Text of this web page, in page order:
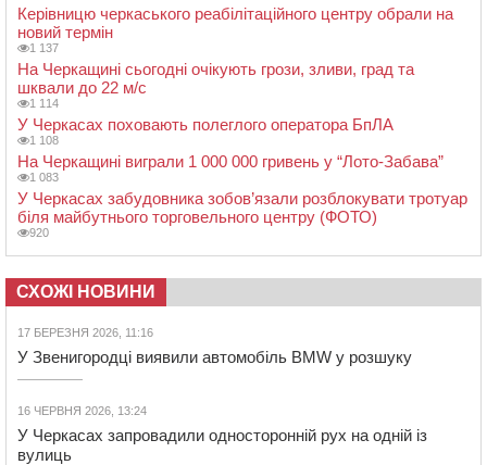
Керівницю черкаського реабілітаційного центру обрали на
новий термін
1 137
На Черкащині сьогодні очікують грози, зливи, град та
шквали до 22 м/с
1 114
У Черкасах поховають полеглого оператора БпЛА
1 108
На Черкащині виграли 1 000 000 гривень у “Лото-Забава”
1 083
У Черкасах забудовника зобов’язали розблокувати тротуар
біля майбутнього торговельного центру (ФОТО)
920
СХОЖІ НОВИНИ
17 БЕРЕЗНЯ 2026, 11:16
У Звенигородці виявили автомобіль BMW у розшуку
16 ЧЕРВНЯ 2026, 13:24
У Черкасах запровадили односторонній рух на одній із
вулиць